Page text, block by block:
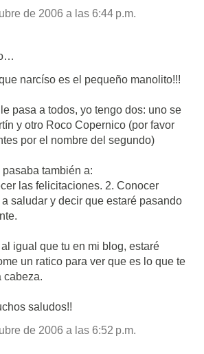
de 2006 a las 6:44 p.m.
narcíso es el pequeño manolito!!!
pasa a todos, yo tengo dos: uno se
y otro Roco Copernico (por favor
por el nombre del segundo)
también a:
las felicitaciones. 2. Conocer
saludar y decir que estaré pasando
al igual que tu en mi blog, estaré
un ratico para ver que es lo que te
cabeza.
saludos!!
de 2006 a las 6:52 p.m.